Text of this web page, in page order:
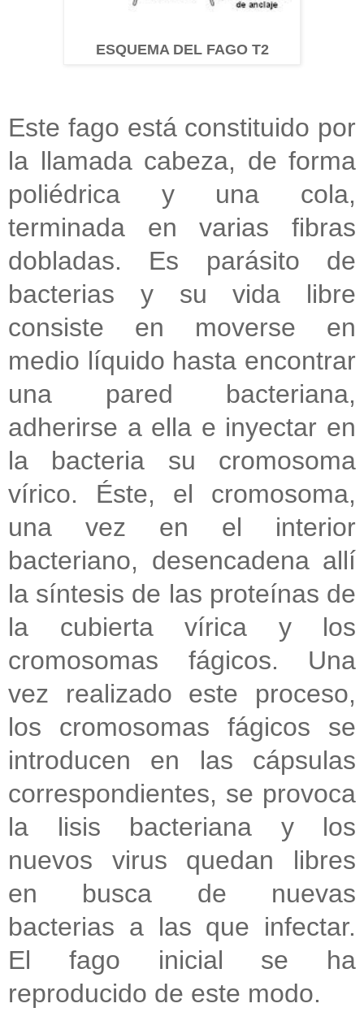
ESQUEMA DEL FAGO T2
Este fago está constituido por
la llamada cabeza, de forma
poliédrica y una cola,
terminada en varias fibras
dobladas. Es parásito de
bacterias y su vida libre
consiste en moverse en
medio líquido hasta encontrar
una pared bacteriana,
adherirse a ella e inyectar en
la bacteria su cromosoma
vírico. Éste, el cromosoma,
una vez en el interior
bacteriano, desencadena allí
la síntesis de las proteínas de
la cubierta vírica y los
cromosomas fágicos. Una
vez realizado este proceso,
los cromosomas fágicos se
introducen en las cápsulas
correspondientes, se provoca
la lisis bacteriana y los
nuevos virus quedan libres
en busca de nuevas
bacterias a las que infectar.
El fago inicial se ha
reproducido de este modo.